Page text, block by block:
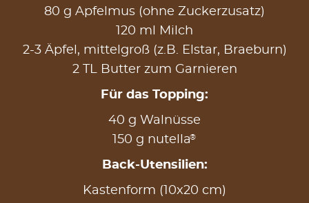
80 g Apfelmus (ohne Zuckerzusatz)
120 ml Milch
2-3 Äpfel, mittelgroß (z.B. Elstar, Braeburn)
2 TL Butter zum Garnieren
Für das Topping:
40 g Walnüsse
150 g nutella®
Back-Utensilien:
Kastenform (10x20 cm)